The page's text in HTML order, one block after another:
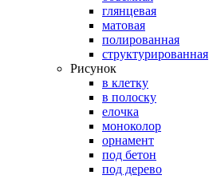
глянцевая
матовая
полированная
структурированная
Рисунок
в клетку
в полоску
елочка
моноколор
орнамент
под бетон
под дерево